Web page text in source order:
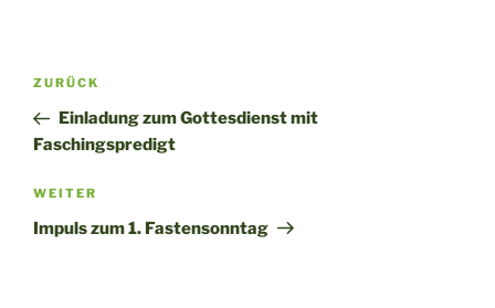
Beitragsnavigation
Vorheriger
Beitrag
ZURÜCK
Einladung zum Gottesdienst mit
Faschingspredigt
Nächster
Beitrag
WEITER
Impuls zum 1. Fastensonntag